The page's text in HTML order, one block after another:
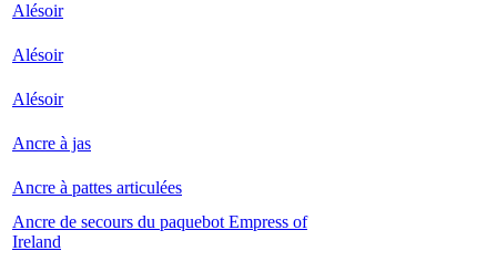
Alésoir
Alésoir
Alésoir
Ancre à jas
Ancre à pattes articulées
Ancre de secours du paquebot Empress of
Ireland